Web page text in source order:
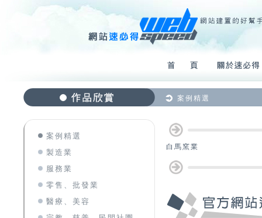
案例精選
製造業
服務業
零售、批發業
醫療、美容
案例精選
白馬窯業